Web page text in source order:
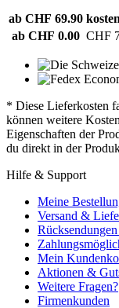
ab CHF 69.90
ab CHF 0.00 CHF
* Diese Lieferkosten
können weitere
Eigenschaften der
du direkt in der
Hilfe & Support
Meine
Versand &
Mein
Aktionen &
Weitere Fragen?
Firmenkunden